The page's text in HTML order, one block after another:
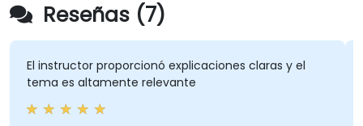
Reseñas (7)
El instructor proporcionó explicaciones claras y el
tema es altamente relevante